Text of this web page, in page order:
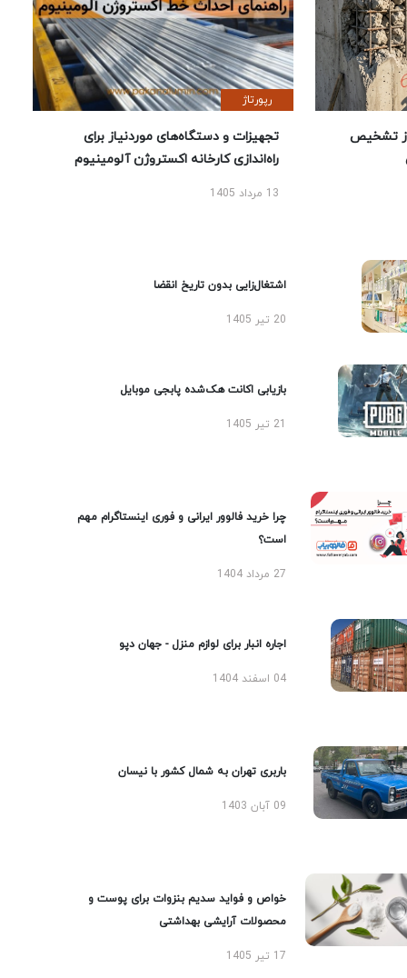
تشخیص
رپورتاژ
تجهیزات و دستگاه‌های موردنیاز برای
راه‌اندازی کارخانه اکستروژن آلومینیوم
13 مرداد 1405
اشتغال‌زایی بدون تاریخ انقضا
20 تیر 1405
بازیابی اکانت هک‌شده پابجی موبایل
چرا خرید فالوور ایرانی و فوری اینستاگرام مهم
است؟
27 مرداد 1404
اجاره انبار برای لوازم منزل - جهان دپو
04 اسفند 1404
باربری تهران به شمال کشور با نیسان
09 آبان 1403
خواص و فواید سدیم بنزوات برای پوست و
محصولات آرایشی بهداشتی
17 تیر 1405